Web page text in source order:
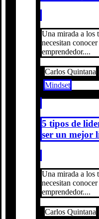
Una mirada a los
necesitan
emprendedor....
Carlos Quintana
Mindset
5 tipos de
ser un mejor
Una mirada a los
necesitan
emprendedor....
Carlos Quintana